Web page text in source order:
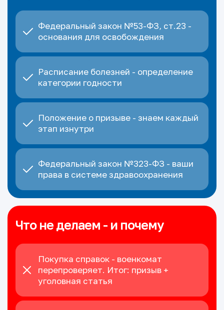
Федеральный закон №53-ФЗ, ст.23 -
основания для освобождения
Расписание болезней - определение
категории годности
Положение о призыве - знаем каждый
этап изнутри
Федеральный закон №323-ФЗ - ваши
права в системе здравоохранения
Что не делаем - и почему
Покупка справок - военкомат
перепроверяет. Итог: призыв +
уголовная статья